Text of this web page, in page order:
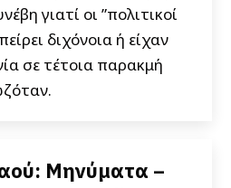
γιατί οι ”πολιτικοί
διχόνοια ή είχαν
σε τέτοια παρακμή
Μηνύματα –